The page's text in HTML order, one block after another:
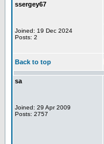
ssergey67
Joined: 19 Dec 2024
Posts: 2
Back to top
sa
Joined: 29 Apr 2009
Posts: 2757